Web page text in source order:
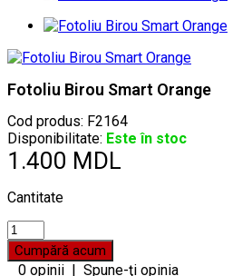
Fotoliu Birou Smart Orange
Cod produs: F2164
Disponibilitate: Este în stoc
1.400 MDL
Cantitate
0 opinii | Spune-ţi opinia